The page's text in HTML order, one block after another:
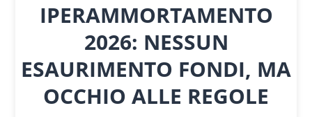
IPERAMMORTAMENTO
2026: NESSUN
ESAURIMENTO FONDI, MA
OCCHIO ALLE REGOLE